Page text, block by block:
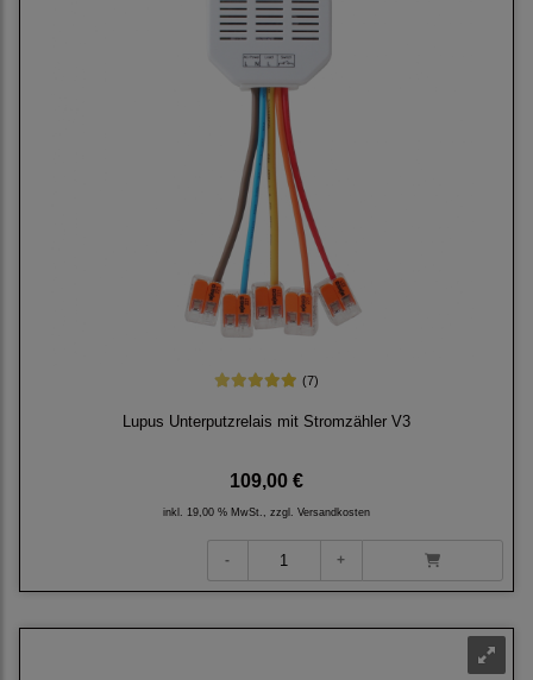
(7)
Lupus Unterputzrelais mit Stromzähler V3
109,00 €
inkl. 19,00 % MwSt., zzgl. Versandkosten